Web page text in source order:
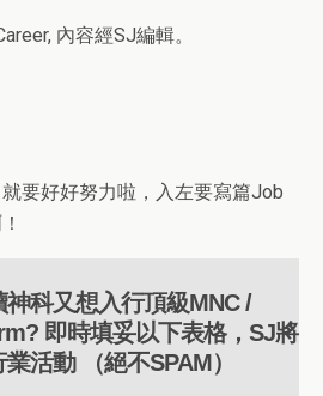
內容經SJ編輯。
要好好努力啦，入左要寫篇Job
科又想入行頂級MNC /
即時填妥以下表格，SJ將
活動 （絕不SPAM）